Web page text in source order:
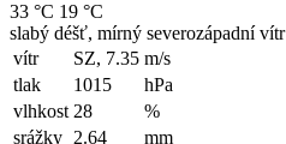
33 °C 19 °C
slabý déšť, mírný severozápadní vítr
vítr
SZ, 7.35 m/s
tlak
1015
hPa
vlhkost 28
%
srážky 2.64 mm